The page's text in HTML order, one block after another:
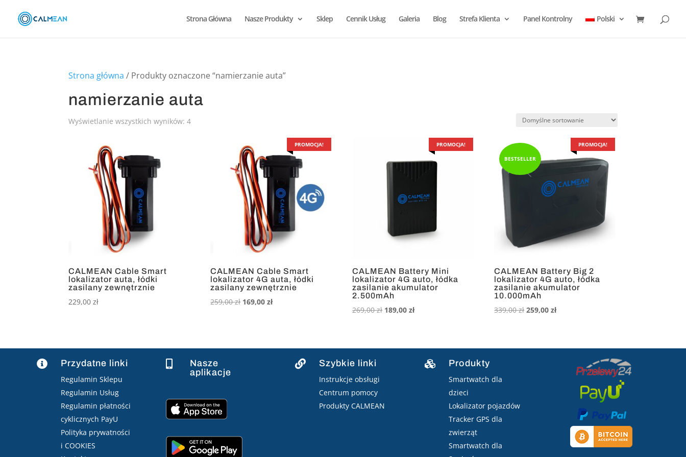
Strona Główna Nasze Produkty Sklep Cennik Usług Galeria Blog Strefa Klienta Panel Kontrolny Polski
Strona główna / Produkty oznaczone “namierzanie auta”
namierzanie auta
Wyświetlanie wszystkich wyników: 4
CALMEAN Cable Smart
lokalizator auta, łódki
zasilany zewnętrznie
229,00zł
PROMOCJA!
CALMEAN Cable Smart
lokalizator 4G auta, łódki
zasilany zewnętrznie
259,00zł Pierwotna
169,00złAktualna
PROMOCJA!
CALMEAN Battery Mini
lokalizator 4G auto, łódka
zasilanie akumulator
2.500mAh
269,00zł Pierwotna
189,00złAktualna
BESTSELLER
PROMOCJA!
CALMEAN Battery Big 2
lokalizator 4G auto, łódka
zasilanie akumulator
10.000mAh
339,00zł Pierwotna
259,00złAktualna
 Przydatne linki
Regulamin Sklepu
Regulamin Usług
Regulamin płatności
cyklicznych PayU
Polityka prywatności
i COOKIES

Nasze
aplikacje
 Szybkie linki
Instrukcje obsługi
Centrum pomocy
Produkty CALMEAN
 Produkty
Smartwatch dla
dzieci
Lokalizator pojazdów
Tracker GPS dla
zwierząt
Smartwatch dla